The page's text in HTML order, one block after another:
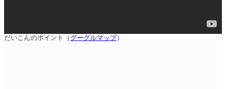
だいこんのポイント（ グーグルマップ）